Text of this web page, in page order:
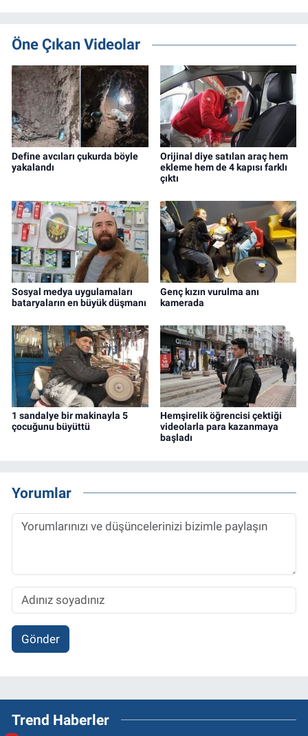
Öne Çıkan Videolar
Define avcıları çukurda böyle
yakalandı
Orijinal diye satılan araç hem
ekleme hem de 4 kapısı farklı
çıktı
Sosyal medya uygulamaları
bataryaların en büyük düşmanı
Genç kızın vurulma anı
kamerada
1 sandalye bir makinayla 5
çocuğunu büyüttü
Hemşirelik öğrencisi çektiği
videolarla para kazanmaya
başladı
Yorumlar
Gönder
Trend Haberler